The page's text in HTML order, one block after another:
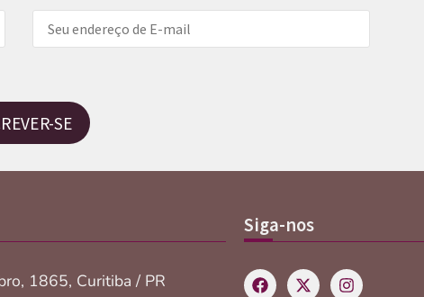
SE
1865, Curitiba / PR
Siga-nos